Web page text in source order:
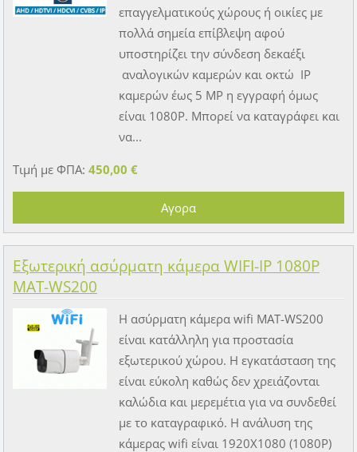
επαγγελματικούς χώρους ή οικίες με
πολλά σημεία επίβλεψη αφού
υποστηρίζει την σύνδεση δεκαέξι
αναλογικών καμερών και οκτώ IP
καμερών έως 5 MP η εγγραφή όμως
είναι 1080P. Μπορεί να καταγράφει και
να...
Τιμή με ΦΠΑ: 450,00 €
Εξωτερική ασύρματη κάμερα WIFI-IP 1080P
MAT-WS200
Η ασύρματη κάμερα wifi MAT-WS200
είναι κατάλληλη για προστασία
εξωτερικού χώρου. Η εγκατάσταση της
είναι εύκολη καθώς δεν χρειάζονται
καλώδια και μερεμέτια για να συνδεθεί
με το καταγραφικό. Η ανάλυση της
κάμερας wifi είναι 1920Χ1080 (1080P)